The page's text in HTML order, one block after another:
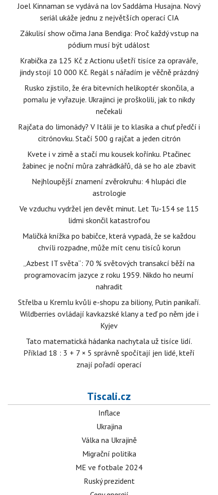
Joel Kinnaman se vydává na lov Saddáma Husajna. Nový
seriál ukáže jednu z největších operací CIA
Zákulisí show očima Jana Bendiga: Proč každý vstup na
pódium musí být událost
Krabička za 125 Kč z Actionu ušetří tisíce za opraváře,
jindy stojí 10 000 Kč. Regál s nářadím je věčně prázdný
Rusko zjistilo, že éra bitevních helikoptér skončila, a
pomalu je vyřazuje. Ukrajinci je proškolili, jak to nikdy
nečekali
Rajčata do limonády? V Itálii je to klasika a chuť předčí i
citrónovku. Stačí 500 g rajčat a jeden citrón
Kvete i v zimě a stačí mu kousek kořínku. Ptačinec
žabinec je noční můra zahrádkářů, dá se ho ale zbavit
Nejhloupější znamení zvěrokruhu: 4 hlupáci dle
astrologie
Ve vzduchu vydržel jen devět minut. Let Tu-154 se 115
lidmi skončil katastrofou
Maličká knížka po babičce, která vypadá, že se každou
chvíli rozpadne, může mít cenu tisíců korun
„Azbest IT světa“: 70 % světových transakcí běží na
programovacím jazyce z roku 1959. Nikdo ho neumí
nahradit
Střelba u Kremlu kvůli e-shopu za biliony, Putin panikaří.
Wildberries ovládají kavkazské klany a teď po něm jde i
Kyjev
Tato matematická hádanka nachytala už tisíce lidí.
Příklad 18 : 3 + 7 × 5 správně spočítají jen lidé, kteří
znají pořadí operací
Tiscali.cz
Inflace
Ukrajina
Válka na Ukrajině
Migrační politika
ME ve fotbale 2024
Ruský prezident